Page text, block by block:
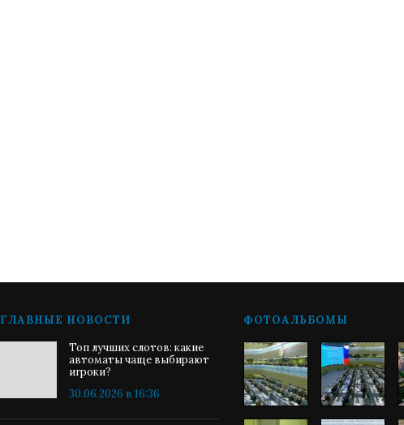
ГЛАВНЫЕ НОВОСТИ
Топ лучших слотов: какие
автоматы чаще выбирают
игроки?
30.06.2026 в 16:36
ФОТОАЛЬБОМЫ